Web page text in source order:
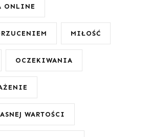
ONLINE
MIŁOŚĆ
OCZEKIWANIA
WARTOŚCI